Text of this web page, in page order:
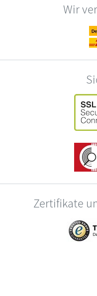
Wir
Zertifikate